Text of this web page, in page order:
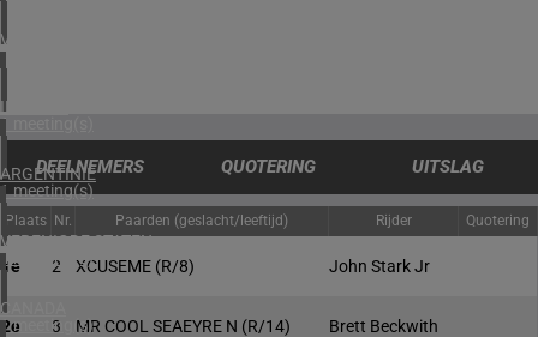
VERENIGD KONINKRIJK
2 meeting(s)
IERLAND
1 meeting(s)
ARGENTINIË
1 meeting(s)
VERENIGDE STATEN
4 meeting(s)
CANADA
1 meeting(s)
DEELNEMERS QUOTERING UITSLAG
Plaats Nr. Paarden (geslacht/leeftijd) Rijder Quotering
1e 2 XCUSEME (R/8) John Stark Jr
2e 3 MR COOL SEAEYRE N (R/14) Brett Beckwith